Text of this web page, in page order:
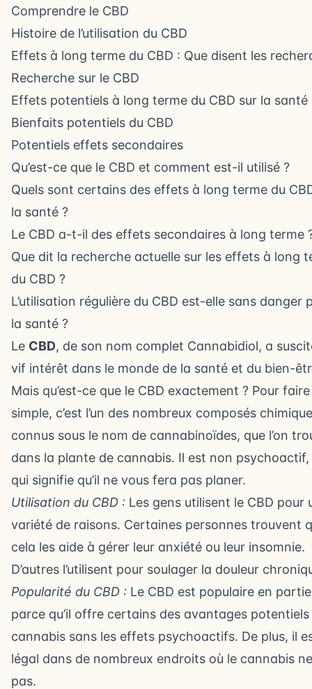
Comprendre le CBD
Histoire de l’utilisation du CBD
Effets à long terme du CBD : Que disent les
Recherche sur le CBD
Effets potentiels à long terme du CBD sur la santé
Bienfaits potentiels du CBD
Potentiels effets secondaires
Qu’est-ce que le CBD et comment est-il utilisé ?
Quels sont certains des effets à long terme du
la santé ?
Le CBD a-t-il des effets secondaires à long terme
Que dit la recherche actuelle sur les effets à long
du CBD ?
L’utilisation régulière du CBD est-elle sans danger
la santé ?
Le CBD, de son nom complet Cannabidiol, a
vif intérêt dans le monde de la santé et du bien-
Mais qu’est-ce que le CBD exactement ? Pour faire
simple, c’est l’un des nombreux composés
connus sous le nom de cannabinoïdes, que l’on
dans la plante de cannabis. Il est non psychoactif,
qui signifie qu’il ne vous fera pas planer.
Utilisation du CBD : Les gens utilisent le CBD pour
variété de raisons. Certaines personnes trouvent
cela les aide à gérer leur anxiété ou leur insomnie.
D’autres l’utilisent pour soulager la douleur
Popularité du CBD : Le CBD est populaire en partie
parce qu’il offre certains des avantages potentiels
cannabis sans les effets psychoactifs. De plus, il
légal dans de nombreux endroits où le cannabis ne
pas.